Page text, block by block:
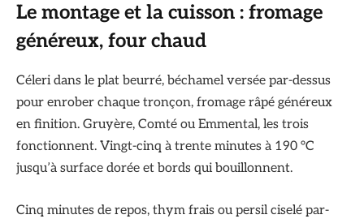
Le montage et la cuisson : fromage
généreux, four chaud
Céleri dans le plat beurré, béchamel versée par-dessus
pour enrober chaque tronçon, fromage râpé généreux
en finition. Gruyère, Comté ou Emmental, les trois
fonctionnent. Vingt-cinq à trente minutes à 190 °C
jusqu’à surface dorée et bords qui bouillonnent.
Cinq minutes de repos, thym frais ou persil ciselé par-